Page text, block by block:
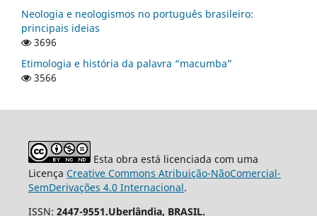
Neologia e neologismos no português brasileiro:
principais ideias
3696
Etimologia e história da palavra “macumba”
3566
Esta obra está licenciada com uma
Licença Creative Commons Atribuição-NãoComercial-
SemDerivações 4.0 Internacional.
ISSN: 2447-9551.Uberlândia, BRASIL.